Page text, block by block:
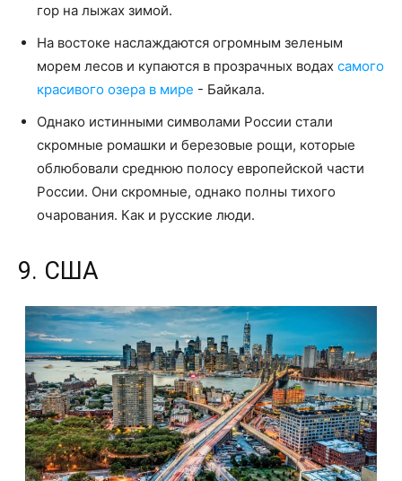
гор на лыжах зимой.
На востоке наслаждаются огромным зеленым
морем лесов и купаются в прозрачных водах самого
красивого озера в мире - Байкала.
Однако истинными символами России стали
скромные ромашки и березовые рощи, которые
облюбовали среднюю полосу европейской части
России. Они скромные, однако полны тихого
очарования. Как и русские люди.
9. США